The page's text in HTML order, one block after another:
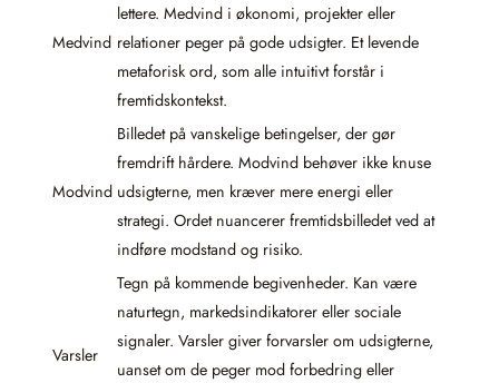
Medvind
lettere. Medvind i økonomi, projekter eller
relationer peger på gode udsigter. Et levende
metaforisk ord, som alle intuitivt forstår i
fremtidskontekst.
Modvind
Billedet på vanskelige betingelser, der gør
fremdrift hårdere. Modvind behøver ikke knuse
udsigterne, men kræver mere energi eller
strategi. Ordet nuancerer fremtidsbilledet ved at
indføre modstand og risiko.
Varsler
Tegn på kommende begivenheder. Kan være
naturtegn, markedsindikatorer eller sociale
signaler. Varsler giver forvarsler om udsigterne,
uanset om de peger mod forbedring eller